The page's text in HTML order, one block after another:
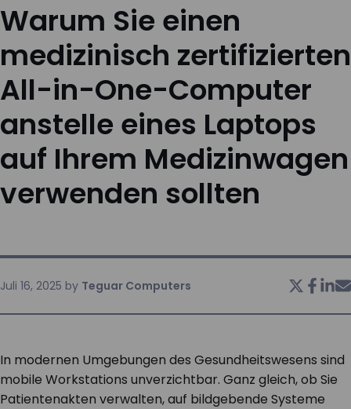
OEM LÖSUNGEN
PARTNER
DIENSTLEISTUNGEN & SUPPORT
KONTAKT
Warum Sie einen
medizinisch zertifizierten
All-in-One-Computer
anstelle eines Laptops
auf Ihrem Medizinwagen
verwenden sollten
Juli 16, 2025 by Teguar Computers
In modernen Umgebungen des Gesundheitswesens sind
mobile Workstations unverzichtbar. Ganz gleich, ob Sie
Patientenakten verwalten, auf bildgebende Systeme